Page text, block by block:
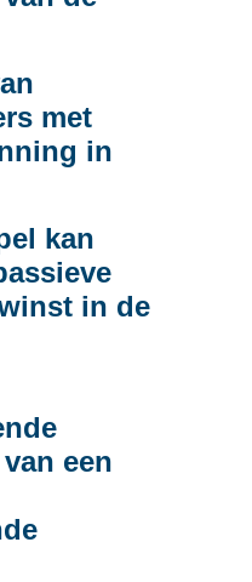
met
in
kan
in de
een